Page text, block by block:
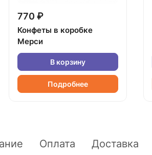
770 ₽
Конфеты в коробке
Мерси
В корзину
Подробнее
Оплата Доставка